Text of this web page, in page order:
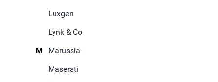
Luxgen
Lynk & Co
M
Marussia
Maserati